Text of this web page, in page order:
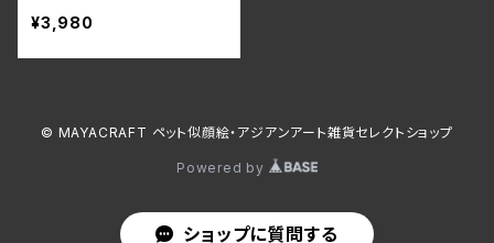
＆スマホケース 手帳型iP
hone16シリーズ
¥3,980
© MAYACRAFT ペット似顔絵・アジアンアート雑貨セレクトショップ
Powered by
ショップに質問する